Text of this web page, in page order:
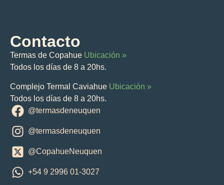
Contacto
Termas de Copahue Ubicación »
Todos los días de 8 a 20hs.
Complejo Termal Caviahue Ubicación »
Todos los días de 8 a 20hs.
@termasdeneuquen
@termasdeneuquen
@CopahueNeuquen
+54 9 2996 01-3027